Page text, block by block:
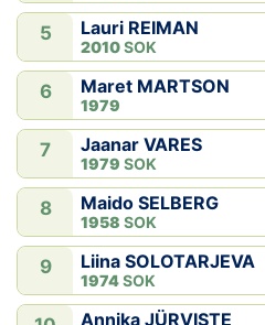
5 Lauri REIMAN
2010SOK
6 Maret MARTSON
1979
7 Jaanar VARES
1979 SOK
8 Maido SELBERG
1958 SOK
9 Liina SOLOTARJEVA
1974SOK
Annika JÜRVISTE